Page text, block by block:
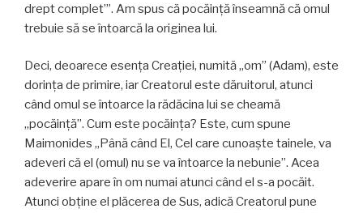
drept complet’”. Am spus că pocăință înseamnă că omul
trebuie să se întoarcă la originea lui.
Deci, deoarece esența Creației, numită „om” (Adam), este
dorința de primire, iar Creatorul este dăruitorul, atunci
când omul se întoarce la rădăcina lui se cheamă
„pocăință”. Cum este pocăința? Este, cum spune
Maimonides „Până când El, Cel care cunoaște tainele, va
adeveri că el (omul) nu se va întoarce la nebunie”. Acea
adeverire apare în om numai atunci când el s-a pocăit.
Atunci obține el plăcerea de Sus, adică Creatorul pune